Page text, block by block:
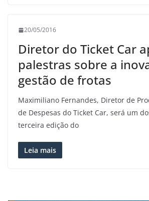
20/05/2016
Diretor do Ticket Car
palestras sobre a
gestão de frotas
Maximiliano Fernandes, Diretor de
de Despesas do Ticket Car, será um
terceira edição do
Leia mais